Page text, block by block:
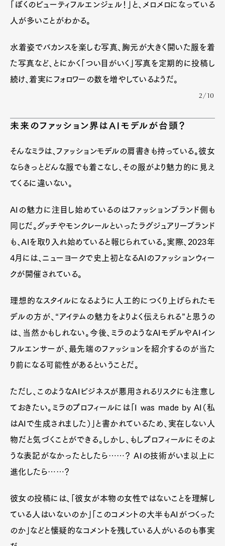
「ぼくのビューティフルエンジェル！」と、メロメロになっている
人が多いことがわかる。
水着姿でバカンスを楽しむ写真、胸元が大きく開いた服を着
た写真など、とにかく「つい目がいく」写真を定期的に投稿し
続け、着実にフォロワーの数を増やしているようだ。
2/10
未来のファッション界はAIモデルが台頭？
そんなミラは、ファッションモデルの肩書きも持っている。彼女
ならきっとどんな服でも着こなし、その服がより魅力的に見え
てくるに違いない。
AIの魅力に注目し始めているのはファッションブランド側も
同じだ。グッチやモンクレールといったラグジュアリーブランド
も、AIを取り入れ始めていると報じられている。実際、2023年
4月には、ニューヨークで史上初となるAIのファッションウィー
クが開催されている。
理想的なスタイルになるように人工的につくり上げられたモ
デルの方が、“アイテムの魅力をよりよく伝えられる”と思うの
は、当然かもしれない。今後、ミラのようなAIモデルやAIイン
フルエンサーが、最先端のファッションを紹介するのが当た
り前になる可能性があるということだ。
ただし、このようなAIビジネスが悪用されるリスクにも注意し
ておきたい。ミラのプロフィールには「I was made by AI（私
はAIで生成されました）」と書かれているため、実在しない人
物だと気づくことができる。しかし、もしプロフィールにそのよ
うな表記がなかったとしたら……？ AIの技術がいま以上に
進化したら……？
彼女の投稿には、「彼女が本物の女性ではないことを理解し
ている人はいないのか」「このコメントの大半もAIがつくった
のか」などと懐疑的なコメントを残している人がいるのも事実